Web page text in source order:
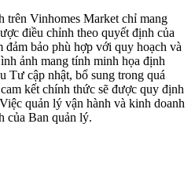
trên Vinhomes Market chỉ mang
điều chỉnh theo quyết định của
bảo phù hợp với quy hoạch và
ảnh mang tính minh họa định
Tư cập nhật, bổ sung trong quá
kết chính thức sẽ được quy định
quản lý vận hành và kinh doanh
của Ban quản lý.